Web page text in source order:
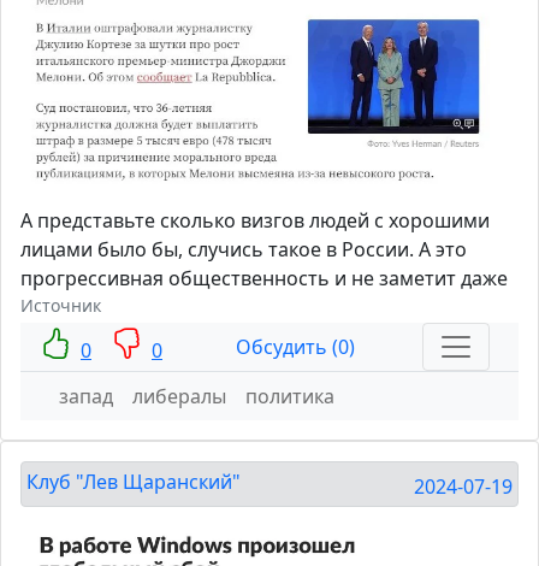
А представьте сколько визгов людей с хорошими
лицами было бы, случись такое в России. А это
прогрессивная общественность и не заметит даже
Источник
0 0
Обсудить (0)
запад
либералы политика
Клуб "Лев Щаранский" 2024-07-19